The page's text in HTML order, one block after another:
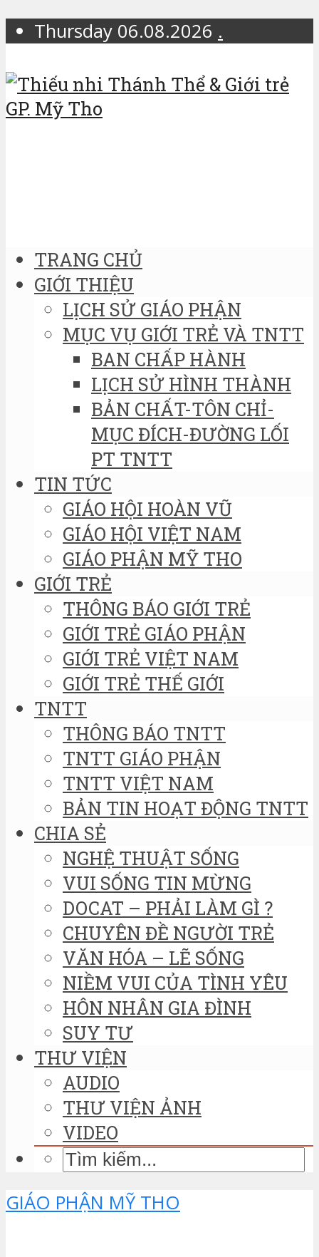
Thursday 06.08.2026 .
TRANG CHỦ
GIỚI THIỆU
LỊCH SỬ GIÁO PHẬN
MỤC VỤ GIỚI TRẺ VÀ TNTT
BAN CHẤP HÀNH
LỊCH SỬ HÌNH THÀNH
BẢN CHẤT-TÔN CHỈ-
MỤC ĐÍCH-ĐƯỜNG LỐI
PT TNTT
TIN TỨC
GIÁO HỘI HOÀN VŨ
GIÁO HỘI VIỆT NAM
GIÁO PHẬN MỸ THO
GIỚI TRẺ
THÔNG BÁO GIỚI TRẺ
GIỚI TRẺ GIÁO PHẬN
GIỚI TRẺ VIỆT NAM
GIỚI TRẺ THẾ GIỚI
TNTT
THÔNG BÁO TNTT
TNTT GIÁO PHẬN
TNTT VIỆT NAM
BẢN TIN HOẠT ĐỘNG TNTT
CHIA SẺ
NGHỆ THUẬT SỐNG
VUI SỐNG TIN MỪNG
DOCAT – PHẢI LÀM GÌ ?
CHUYÊN ĐỀ NGƯỜI TRẺ
VĂN HÓA – LẼ SỐNG
NIỀM VUI CỦA TÌNH YÊU
HÔN NHÂN GIA ĐÌNH
SUY TƯ
THƯ VIỆN
AUDIO
THƯ VIỆN ẢNH
VIDEO
GIÁO PHẬN MỸ THO